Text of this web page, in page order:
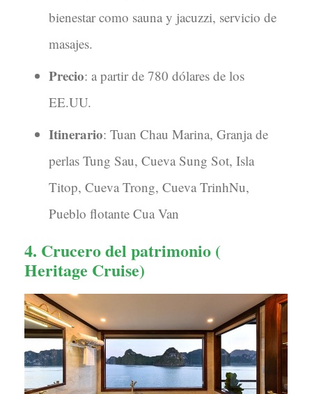
bienestar como sauna y jacuzzi, servicio de
masajes.
Precio: a partir de 780 dólares de los
EE.UU.
Itinerario: Tuan Chau Marina, Granja de
perlas Tung Sau, Cueva Sung Sot, Isla
Titop, Cueva Trong, Cueva TrinhNu,
Pueblo flotante Cua Van
4. Crucero del patrimonio (
Heritage Cruise)